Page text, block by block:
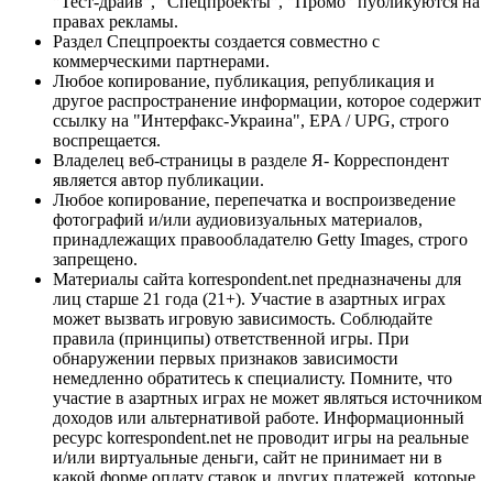
правах рекламы.
Раздел Спецпроекты создается совместно с
коммерческими партнерами.
Любое копирование, публикация, републикация и
другое распространение информации, которое содержит
ссылку на "Интерфакс-Украина", EPA / UPG, строго
воспрещается.
Владелец веб-страницы в разделе Я- Корреспондент
является автор публикации.
Любое копирование, перепечатка и воспроизведение
фотографий и/или аудиовизуальных материалов,
принадлежащих правообладателю Getty Images, строго
запрещено.
Материалы сайта korrespondent.net предназначены для
лиц старше 21 года (21+). Участие в азартных играх
может вызвать игровую зависимость. Соблюдайте
правила (принципы) ответственной игры. При
обнаружении первых признаков зависимости
немедленно обратитесь к специалисту. Помните, что
участие в азартных играх не может являться источником
доходов или альтернативой работе. Информационный
ресурс korrespondent.net не проводит игры на реальные
и/или виртуальные деньги, сайт не принимает ни в
какой форме оплату ставок и других платежей, которые